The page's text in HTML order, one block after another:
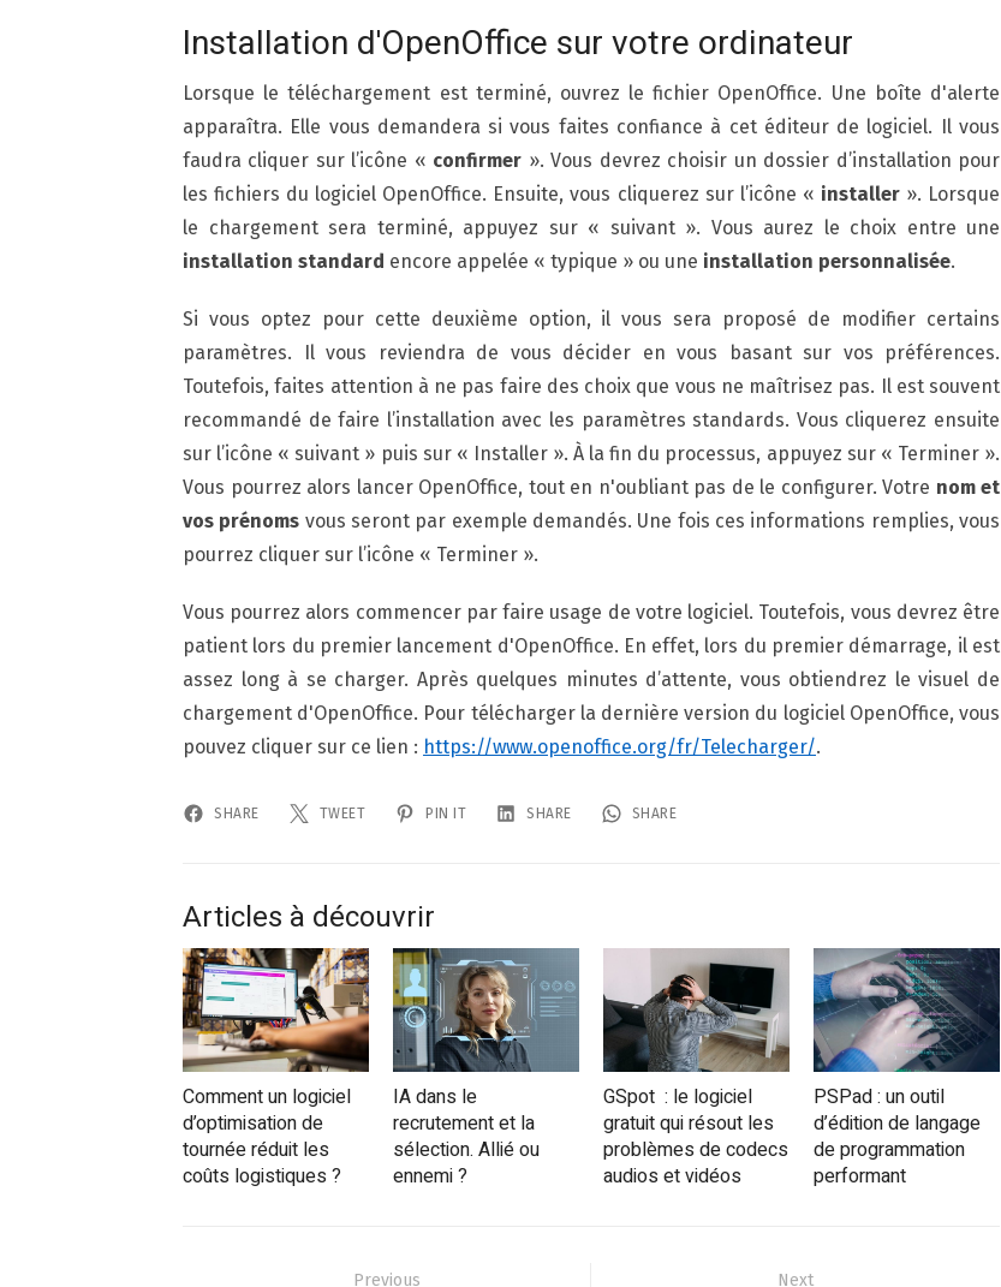
Installation d'OpenOffice sur votre ordinateur
Lorsque le téléchargement est terminé, ouvrez le fichier OpenOffice. Une boîte d'alerte
apparaîtra. Elle vous demandera si vous faites confiance à cet éditeur de logiciel. Il vous
faudra cliquer sur l’icône « confirmer ». Vous devrez choisir un dossier d’installation pour
les fichiers du logiciel OpenOffice. Ensuite, vous cliquerez sur l’icône « installer». Lorsque
le chargement sera terminé, appuyez sur « suivant ». Vous aurez le choix entre une
installation standard encore appelée « typique » ou une installation personnalisée.
Si vous optez pour cette deuxième option, il vous sera proposé de modifier certains
paramètres. Il vous reviendra de vous décider en vous basant sur vos préférences.
Toutefois, faites attention à ne pas faire des choix que vous ne maîtrisez pas. Il est souvent
recommandé de faire l’installation avec les paramètres standards. Vous cliquerez ensuite
sur l’icône « suivant » puis sur « Installer ». À la fin du processus, appuyez sur « Terminer ».
Vous pourrez alors lancer OpenOffice, tout en n'oubliant pas de le configurer. Votre nom et
vos prénoms vous seront par exemple demandés. Une fois ces informations remplies, vous
pourrez cliquer sur l’icône « Terminer ».
Vous pourrez alors commencer par faire usage de votre logiciel. Toutefois, vous devrez être
patient lors du premier lancement d'OpenOffice. En effet, lors du premier démarrage, il est
assez long à se charger. Après quelques minutes d’attente, vous obtiendrez le visuel de
chargement d'OpenOffice. Pour télécharger la dernière version du logiciel OpenOffice, vous
pouvez cliquer sur ce lien : https://www.openoffice.org/fr/Telecharger/.
SHARE TWEET PIN IT SHARE SHARE
Articles à découvrir
Comment un logiciel
d’optimisation de
tournée réduit les
coûts logistiques ?
IA dans le
recrutement et la
sélection. Allié ou
ennemi ?
GSpot : le logiciel
gratuit qui résout les
problèmes de codecs
audios et vidéos
PSPad : un outil
d’édition de langage
de programmation
performant
Previous Next